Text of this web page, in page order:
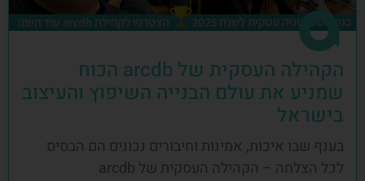
הקהילה העסקית של arcdb הכוח
שמניע את עולם הבנייה השיפוץ והעיצוב
בישראל
בענף שבו איכות, אמינות וחיבורים נכונים הם הבסיס
לכל הצלחה – הקהילה העסקית של arcdb